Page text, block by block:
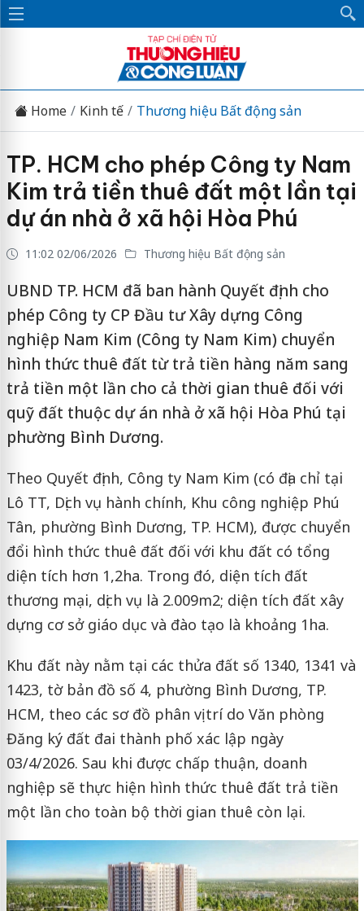
Home Kinh tế Thương hiệu Bất động sản
TP. HCM cho phép Công ty Nam
Kim trả tiền thuê đất một lần tại
dự án nhà ở xã hội Hòa Phú
11:02 02/06/2026 Thương hiệu Bất động sản
UBND TP. HCM đã ban hành Quyết định cho
phép Công ty CP Đầu tư Xây dựng Công
nghiệp Nam Kim (Công ty Nam Kim) chuyển
hình thức thuê đất từ trả tiền hàng năm sang
trả tiền một lần cho cả thời gian thuê đối với
quỹ đất thuộc dự án nhà ở xã hội Hòa Phú tại
phường Bình Dương.
Theo Quyết định, Công ty Nam Kim (có địa chỉ tại
Lô TT, Dịch vụ hành chính, Khu công nghiệp Phú
Tân, phường Bình Dương, TP. HCM), được chuyển
đổi hình thức thuê đất đối với khu đất có tổng
diện tích hơn 1,2ha. Trong đó, diện tích đất
thương mại, dịch vụ là 2.009m2; diện tích đất xây
dựng cơ sở giáo dục và đào tạo là khoảng 1ha.
Khu đất này nằm tại các thửa đất số 1340, 1341 và
1423, tờ bản đồ số 4, phường Bình Dương, TP.
HCM, theo các sơ đồ phân vị trí do Văn phòng
Đăng ký đất đai thành phố xác lập ngày
03/4/2026. Sau khi được chấp thuận, doanh
nghiệp sẽ thực hiện hình thức thuê đất trả tiền
một lần cho toàn bộ thời gian thuê còn lại.